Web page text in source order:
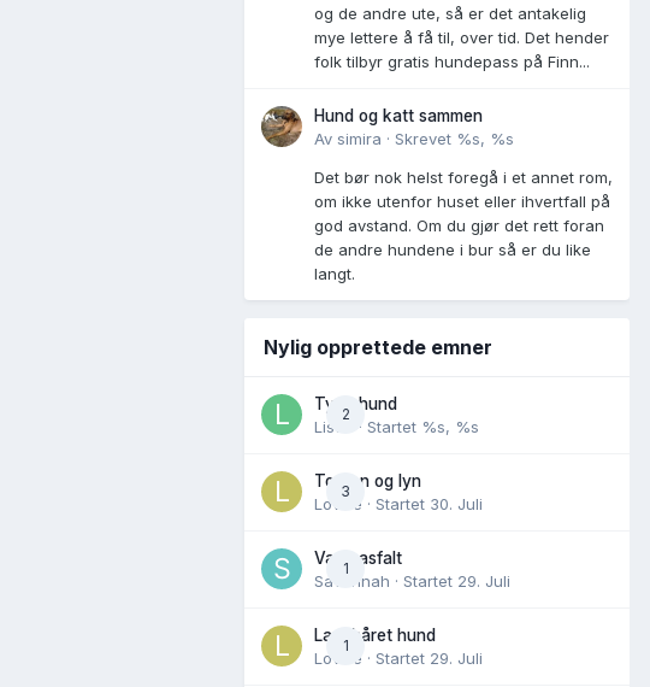
og de andre ute, så er det antakelig
mye lettere å få til, over tid. Det hender
folk tilbyr gratis hundepass på Finn...
Hund og katt sammen
Av simira · Skrevet %s, %s
Det bør nok helst foregå i et annet rom,
om ikke utenfor huset eller ihvertfall på
god avstand. Om du gjør det rett foran
de andre hundene i bur så er du like
langt.
Nylig opprettede emner
2
Tynn hund
Lisen
· Startet %s, %s
3
Torden og lyn
Lovise · Startet 30. Juli
1
Varm asfalt
Savannah · Startet 29. Juli
1
Langhåret hund
Lovise · Startet 29. Juli